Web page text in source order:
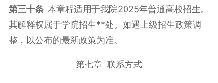
第三十条 本章程适用于我院2025年普通高校招生。
其解释权属于学院招生**处。如遇上级招生政策调
整，以公布的最新政策为准。
第七章 联系方式